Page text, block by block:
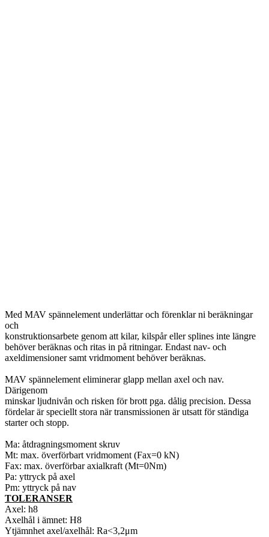
Med MAV spännelement underlättar och förenklar ni beräkningar
och
konstruktionsarbete genom att kilar, kilspår eller splines inte längre
behöver beräknas och ritas in på ritningar. Endast nav- och
axeldimensioner samt vridmoment behöver beräknas.
MAV spännelement eliminerar glapp mellan axel och nav.
Därigenom
minskar ljudnivån och risken för brott pga. dålig precision. Dessa
fördelar är speciellt stora när transmissionen är utsatt för ständiga
starter och stopp.
Ma: åtdragningsmoment skruv
Mt: max. överförbart vridmoment (Fax=0 kN)
Fax: max. överförbar axialkraft (Mt=0Nm)
Pa: yttryck på axel
Pm: yttryck på nav
TOLERANSER
Axel: h8
Axelhål i ämnet: H8
Ytjämnhet axel/axelhål: Ra<3,2μm